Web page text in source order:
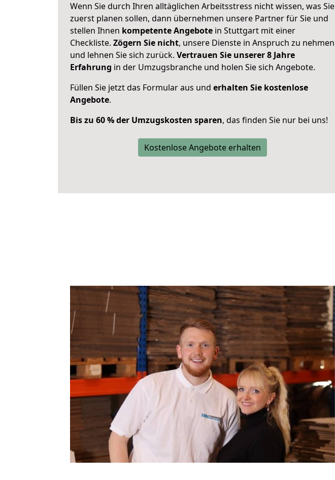
Wenn Sie durch Ihren alltäglichen Arbeitsstress nicht wissen, was Sie
zuerst planen sollen, dann übernehmen unsere Partner für Sie und
stellen Ihnen kompetente Angebote in Stuttgart mit einer
Checkliste. Zögern Sie nicht, unsere Dienste in Anspruch zu nehmen
und lehnen Sie sich zurück. Vertrauen Sie unserer 8 Jahre
Erfahrung in der Umzugsbranche und holen Sie sich Angebote.
Füllen Sie jetzt das Formular aus und erhalten Sie kostenlose
Angebote.
Bis zu 60 % der Umzugskosten sparen, das finden Sie nur bei uns!
Kostenlose Angebote erhalten